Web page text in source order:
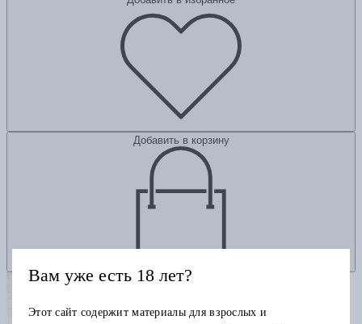
Добавить в корзину
Вам уже есть 18 лет?
Этот сайт содержит материалы для взрослых и